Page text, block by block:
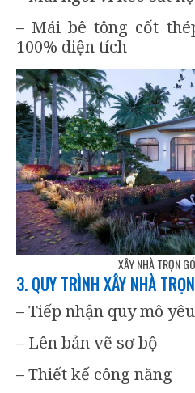
– Mái bê tông cốt
100% diện tích
XÂY NHÀ TRỌN
3. QUY TRÌNH XÂY NHÀ
– Tiếp nhận quy mô
– Lên bản vẽ sơ bộ
– Thiết kế công năng